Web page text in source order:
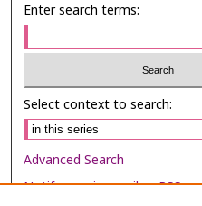
Enter search terms:
Select context to search:
Advanced Search
Notify me via email orRSS